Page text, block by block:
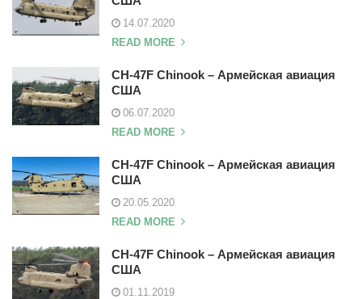
14.07.2020
READ MORE
CH-47F Chinook – Армейская авиация
США
06.07.2020
READ MORE
CH-47F Chinook – Армейская авиация
США
20.05.2020
READ MORE
CH-47F Chinook – Армейская авиация
США
01.11.2019